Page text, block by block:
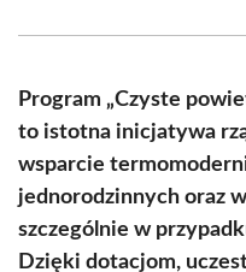
(Twitter)
Program „Czyste
to istotna inicjatywa
wsparcie
jednorodzinnych oraz
szczególnie w
Dzięki dotacjom,